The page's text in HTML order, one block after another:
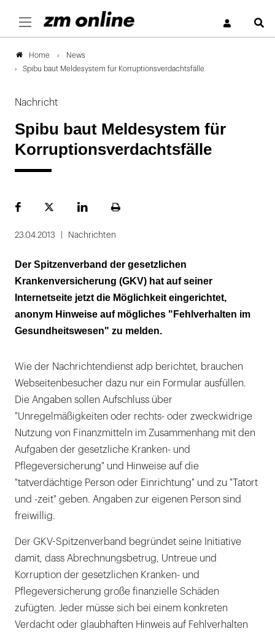
Home
News
Spibu baut Meldesystem für Korruptionsverdachtsfälle
Nachricht
Spibu baut Meldesystem für
Korruptionsverdachtsfälle
FacebookPlattformLinekdInSeite
23.04.2013 Nachrichten
Der Spitzenverband der gesetzlichen
Krankenversicherung (GKV) hat auf seiner
Internetseite jetzt die Möglichkeit eingerichtet,
anonym Hinweise auf mögliches "Fehlverhalten im
Gesundheitswesen" zu melden.
Wie der Nachrichtendienst adp berichtet, brauchen
Webseitenbesucher dazu nur ein Formular ausfüllen.
Die Angaben sollen Aufschluss über
"Unregelmäßigkeiten oder rechts- oder zweckwidrige
Nutzung von Finanzmitteln im Zusammenhang mit den
Aufgaben der gesetzliche Kranken- und
Pflegeversicherung" und Hinweise auf die
"tatverdächtige Person oder Einrichtung" und zu "Tatort
und -zeit" geben. Angaben zur eigenen Person sind
freiwillig.
Der GKV-Spitzenverband begründet seine Initiative
damit, dass Abrechnungsbetrug, Untreue und
Korruption der gesetzlichen Kranken- und
Pflegeversicherung große finanzielle Schäden
zufügten. Jeder müsse sich bei einem konkreten
Verdacht oder glaubhaften Hinweis auf Fehlverhalten